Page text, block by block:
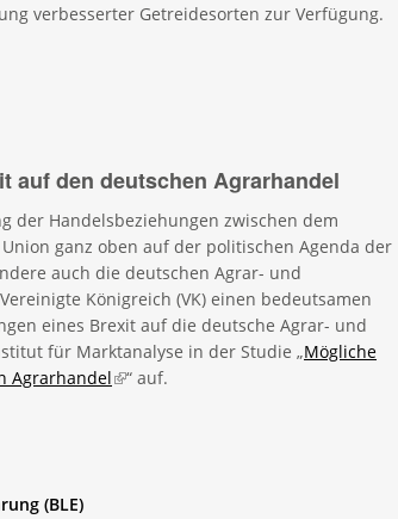
verbesserter Getreidesorten zur Verfügung.
auf den deutschen Agrarhandel
der Handelsbeziehungen zwischen dem
ganz oben auf der politischen Agenda der
auch die deutschen Agrar- und
Königreich (VK) einen bedeutsamen
eines Brexit auf die deutsche Agrar- und
für Marktanalyse in der Studie „Mögliche
Agrarhandel(link is external)
“ auf.
(BLE)